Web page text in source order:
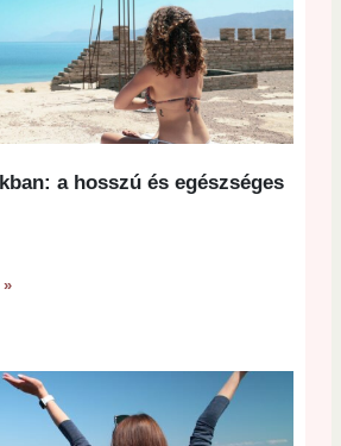
a hosszú és egészséges